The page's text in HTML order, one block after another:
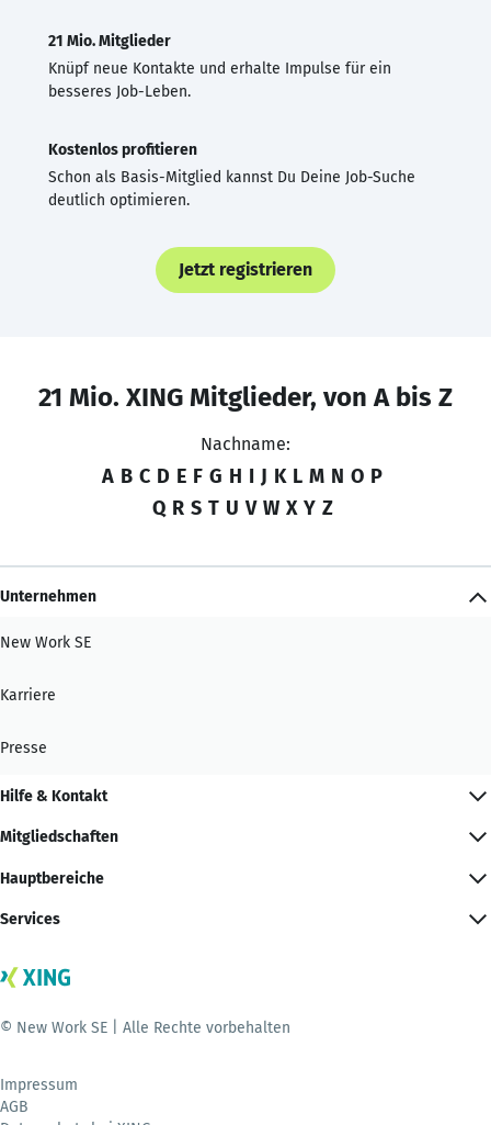
21 Mio. Mitglieder
Knüpf neue Kontakte und erhalte Impulse für ein
besseres Job-Leben.
Kostenlos profitieren
Schon als Basis-Mitglied kannst Du Deine Job-Suche
deutlich optimieren.
Jetzt registrieren
21 Mio. XING Mitglieder, von A bis Z
Nachname:
A B C D E F G H I J K L M N O P
Q R S T U V W X Y Z
Unternehmen
New Work SE
Karriere
Presse
Hilfe & Kontakt
Mitgliedschaften
Hauptbereiche
Services
© New Work SE | Alle Rechte vorbehalten
Impressum
AGB